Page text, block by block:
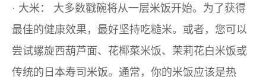
· 大米：
大多数戳碗将从一层米饭开始。为了获得
最佳的健康效果，最好坚持吃糙米。或者，您可以
尝试螺旋西葫芦面、花椰菜米饭、茉莉花白米饭或
传统的日本寿司米饭。通常，你的米饭应该是热